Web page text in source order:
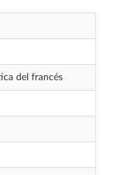
del francés